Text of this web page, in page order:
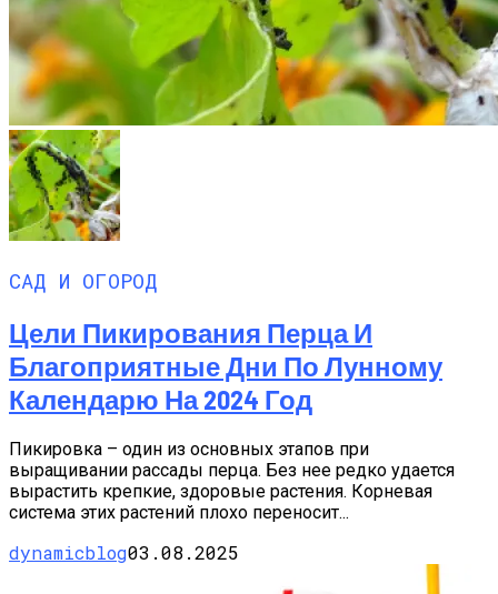
САД И ОГОРОД
Цели Пикирования Перца И
Благоприятные Дни По Лунному
Календарю На 2024 Год
Пикировка – один из основных этапов при
выращивании рассады перца. Без нее редко удается
вырастить крепкие, здоровые растения. Корневая
система этих растений плохо переносит...
dynamicblog03.08.2025